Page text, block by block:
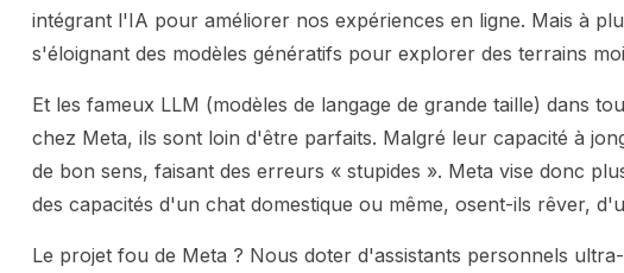
intégrant l'IA pour améliorer nos expériences en ligne. Mais à
s'éloignant des modèles génératifs pour explorer des terrains
Et les fameux LLM (modèles de langage de grande taille) dans
chez Meta, ils sont loin d'être parfaits. Malgré leur capacité à
de bon sens, faisant des erreurs « stupides ». Meta vise donc
des capacités d'un chat domestique ou même, osent-ils rêver,
Le projet fou de Meta ? Nous doter d'assistants personnels